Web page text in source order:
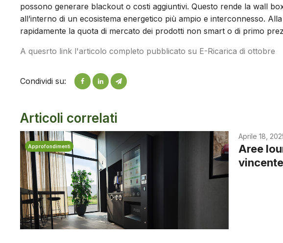
possono generare blackout o costi aggiuntivi. Questo rende la wall
all’interno di un ecosistema energetico più ampio e interconnesso.
rapidamente la quota di mercato dei prodotti non smart o di primo
A quesrto link l'articolo completo pubblicato su E-Ricarica di ottobre
Condividi su:
Articoli correlati
Approfondimenti
Aprile 18,
Aree